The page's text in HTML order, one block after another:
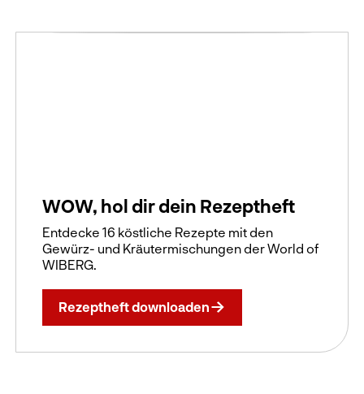
WOW, hol dir dein Rezeptheft
Entdecke 16 köstliche Rezepte mit den
Gewürz- und Kräutermischungen der World of
WIBERG.
Rezeptheft downloaden